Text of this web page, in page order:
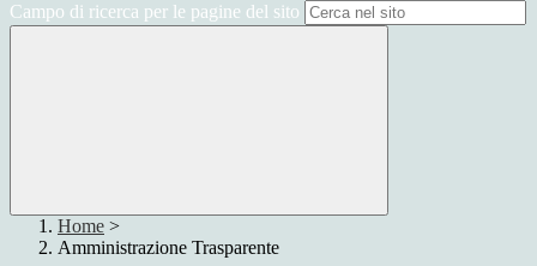
Campo di ricerca per le pagine del sito
Home >
Amministrazione Trasparente